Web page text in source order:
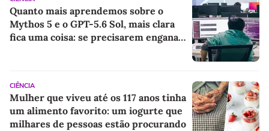
Quanto mais aprendemos sobre o
Mythos 5 e o GPT-5.6 Sol, mais clara
fica uma coisa: se precisarem enganar
CIÊNCIA
Mulher que viveu até os 117 anos tinha
um alimento favorito: um iogurte que
milhares de pessoas estão procurando